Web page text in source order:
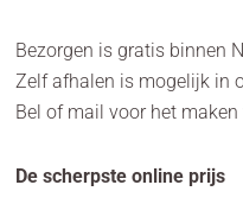
Bezorgen is gratis binnen
Zelf afhalen is mogelijk in
Bel of mail voor het
De scherpste online prijs